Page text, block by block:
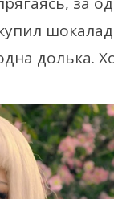
долька.